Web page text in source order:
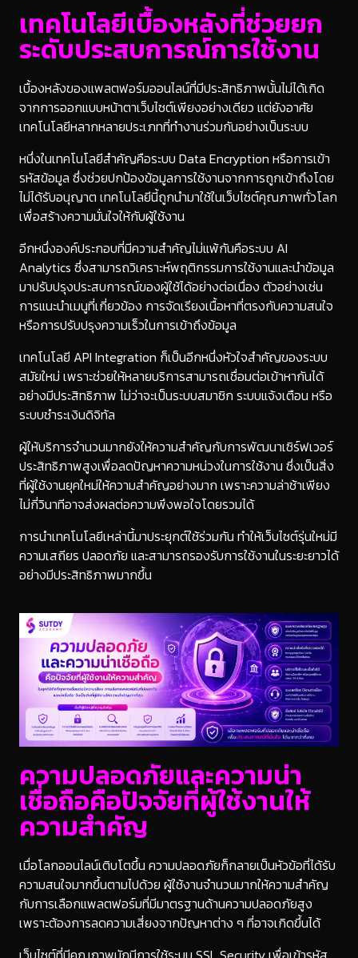
เทคโนโลยีเบื้องหลังที่ช่วยยก
ระดับประสบการณ์การใช้งาน
เบื้องหลังของแพลตฟอร์มออนไลน์ที่มีประสิทธิภาพนั้นไม่ได้เกิด
จากการออกแบบหน้าตาเว็บไซต์เพียงอย่างเดียว แต่ยังอาศัย
เทคโนโลยีหลากหลายประเภทที่ทำงานร่วมกันอย่างเป็นระบบ
หนึ่งในเทคโนโลยีสำคัญคือระบบ Data Encryption หรือการเข้า
รหัสข้อมูล ซึ่งช่วยปกป้องข้อมูลการใช้งานจากการถูกเข้าถึงโดย
ไม่ได้รับอนุญาต เทคโนโลยีนี้ถูกนำมาใช้ในเว็บไซต์คุณภาพทั่วโลก
เพื่อสร้างความมั่นใจให้กับผู้ใช้งาน
อีกหนึ่งองค์ประกอบที่มีความสำคัญไม่แพ้กันคือระบบ AI
Analytics ซึ่งสามารถวิเคราะห์พฤติกรรมการใช้งานและนำข้อมูล
มาปรับปรุงประสบการณ์ของผู้ใช้ได้อย่างต่อเนื่อง ตัวอย่างเช่น
การแนะนำเมนูที่เกี่ยวข้อง การจัดเรียงเนื้อหาที่ตรงกับความสนใจ
หรือการปรับปรุงความเร็วในการเข้าถึงข้อมูล
เทคโนโลยี API Integration ก็เป็นอีกหนึ่งหัวใจสำคัญของระบบ
สมัยใหม่ เพราะช่วยให้หลายบริการสามารถเชื่อมต่อเข้าหากันได้
อย่างมีประสิทธิภาพ ไม่ว่าจะเป็นระบบสมาชิก ระบบแจ้งเตือน หรือ
ระบบชำระเงินดิจิทัล
ผู้ให้บริการจำนวนมากยังให้ความสำคัญกับการพัฒนาเซิร์ฟเวอร์
ประสิทธิภาพสูงเพื่อลดปัญหาความหน่วงในการใช้งาน ซึ่งเป็นสิ่ง
ที่ผู้ใช้งานยุคใหม่ให้ความสำคัญอย่างมาก เพราะความล่าช้าเพียง
ไม่กี่วินาทีอาจส่งผลต่อความพึงพอใจโดยรวมได้
การนำเทคโนโลยีเหล่านี้มาประยุกต์ใช้ร่วมกัน ทำให้เว็บไซต์รุ่นใหม่มี
ความเสถียร ปลอดภัย และสามารถรองรับการใช้งานในระยะยาวได้
อย่างมีประสิทธิภาพมากขึ้น
ความปลอดภัยและความน่า
เชื่อถือคือปัจจัยที่ผู้ใช้งานให้
ความสำคัญ
เมื่อโลกออนไลน์เติบโตขึ้น ความปลอดภัยก็กลายเป็นหัวข้อที่ได้รับ
ความสนใจมากขึ้นตามไปด้วย ผู้ใช้งานจำนวนมากให้ความสำคัญ
กับการเลือกแพลตฟอร์มที่มีมาตรฐานด้านความปลอดภัยสูง
เพราะต้องการลดความเสี่ยงจากปัญหาต่าง ๆ ที่อาจเกิดขึ้นได้